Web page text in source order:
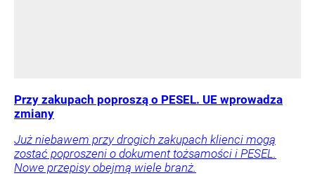
Przy zakupach poproszą o PESEL. UE wprowadza
zmiany
Już niebawem przy drogich zakupach klienci mogą
zostać poproszeni o dokument tożsamości i PESEL.
Nowe przepisy obejmą wiele branż.